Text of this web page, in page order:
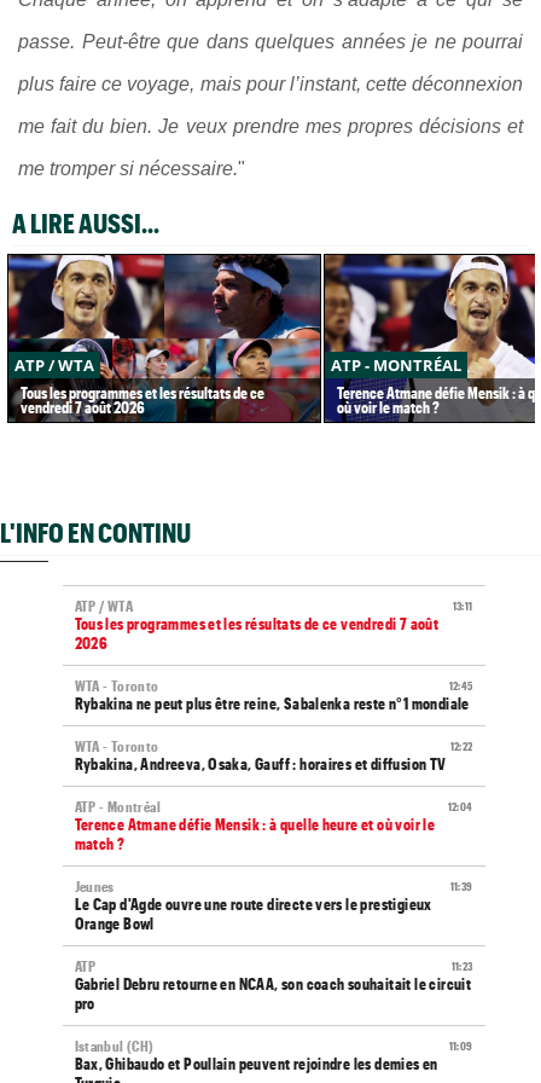
passe. Peut-être que dans quelques années je ne pourrai
plus faire ce voyage, mais pour l’instant, cette déconnexion
me fait du bien. Je veux prendre mes propres décisions et
me tromper si nécessaire."
A LIRE AUSSI...
ATP / WTA
Tous les programmes et les résultats de ce
vendredi 7 août 2026
ATP - MONTRÉAL
Terence Atmane défie Mensik : à
où voir le match ?
L'INFO EN CONTINU
13:11
ATP / WTA
Tous les programmes et les résultats de ce vendredi 7 août
2026
12:45
WTA - Toronto
Rybakina ne peut plus être reine, Sabalenka reste n°1 mondiale
12:22
WTA - Toronto
Rybakina, Andreeva, Osaka, Gauff : horaires et diffusion TV
12:04
ATP - Montréal
Terence Atmane défie Mensik : à quelle heure et où voir le
match ?
11:39
Jeunes
Le Cap d'Agde ouvre une route directe vers le prestigieux
Orange Bowl
11:23
ATP
Gabriel Debru retourne en NCAA, son coach souhaitait le circuit
pro
11:09
Istanbul (CH)
Bax, Ghibaudo et Poullain peuvent rejoindre les demies en